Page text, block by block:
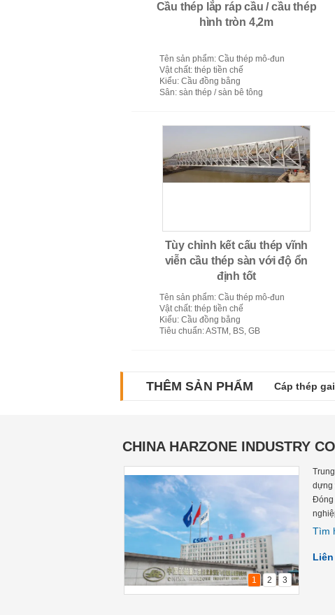
Cầu thép giàn
Cầu thép lắp ráp cầu / cầu thép
hình tròn 4,2m
Tên sản phẩm: Cầu thép mô-đun
Vật chất: thép tiền chế
Kiểu: Cầu đồng bằng
Sân: sàn thép / sàn bê tông
Tùy chỉnh kết cấu thép vĩnh
viễn cầu thép sàn với độ ổn
định tốt
Tên sản phẩm: Cầu thép mô-đun
Vật chất: thép tiền chế
Kiểu: Cầu đồng bằng
Tiêu chuẩn: ASTM, BS, GB
THÊM SẢN PHẨM Cáp thép
CHINA HARZONE INDUSTRY
1 2 3
dựng
Đóng
Tìm